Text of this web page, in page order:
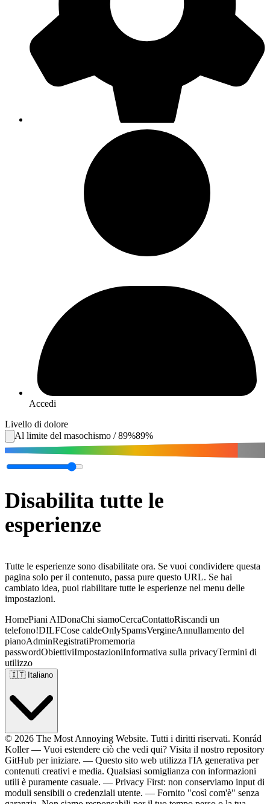
Accedi
Livello di dolore
Al limite del masochismo /89%89%
Disabilita tutte le
esperienze
Tutte le esperienze sono disabilitate ora. Se vuoi condividere questa
pagina solo per il contenuto, passa pure questo URL. Se hai
cambiato idea, puoi riabilitare tutte le esperienze nel menu delle
impostazioni.
HomePiani AIDonaChi siamoCercaContattoRiscandi un
telefono!DILFCose caldeOnlySpamsVergineAnnullamento del
pianoAdminRegistratiPromemoria
passwordObiettiviImpostazioniInformativa sulla privacyTermini di
utilizzo
🇮🇹 Italiano
© 2026 The Most Annoying Website. Tutti i diritti riservati. Konrád
Koller— Vuoi estendere ciò che vedi qui? Visita il nostro repository
GitHub per iniziare. — Questo sito web utilizza l'IA generativa per
contenuti creativi e media. Qualsiasi somiglianza con informazioni
utili è puramente casuale. — Privacy First: non conserviamo input di
moduli sensibili o credenziali utente. — Fornito "così com'è" senza